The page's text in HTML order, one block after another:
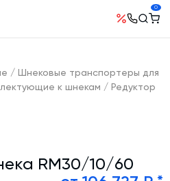
0
материалов
/ Шнековые транспортеры для
к шнекам / Редуктор
RM30/10/60